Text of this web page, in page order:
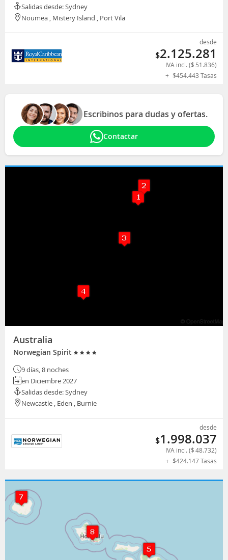
Salidas desde: Sydney
Noumea , Mistery Island , Port Vila
desde
$2.125.281
IVA incl. ($ 51.836)
+ $454.443 Tasas
Escribinos para dudas y ofertas.
Contactar
Australia
Norwegian Spirit
9 días, 8 noches
en Diciembre 2027
Salidas desde: Sydney
Newcastle , Eden , Burnie
desde
$1.998.037
IVA incl. ($48.732)
+ $424.147Tasas